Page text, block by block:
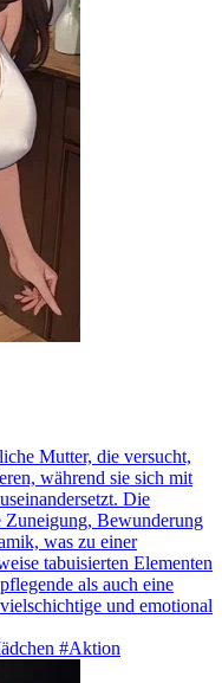
Mutter, die versucht,
während sie sich mit
Die
Zuneigung, Bewunderung
was zu einer
tabuisierten Elementen
als auch eine
und emotional
#Aktion